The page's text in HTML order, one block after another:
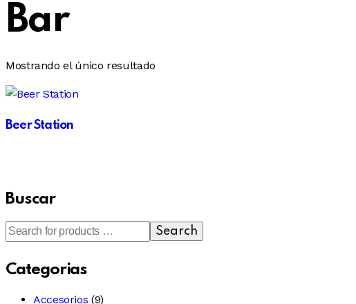
Bar
Mostrando el único resultado
Beer Station
Buscar
Search
Categorias
Accesorios (9)